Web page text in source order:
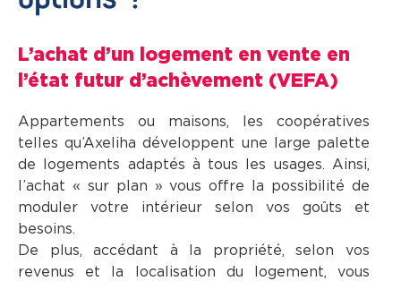
L’achat d’un logement en vente en
l’état futur d’achèvement (VEFA)
Appartements ou maisons, les coopératives
telles qu’Axeliha développent une large palette
de logements adaptés à tous les usages. Ainsi,
l’achat « sur plan » vous offre la possibilité de
moduler votre intérieur selon vos goûts et
besoins.
De plus, accédant à la propriété, selon vos
revenus et la localisation du logement, vous